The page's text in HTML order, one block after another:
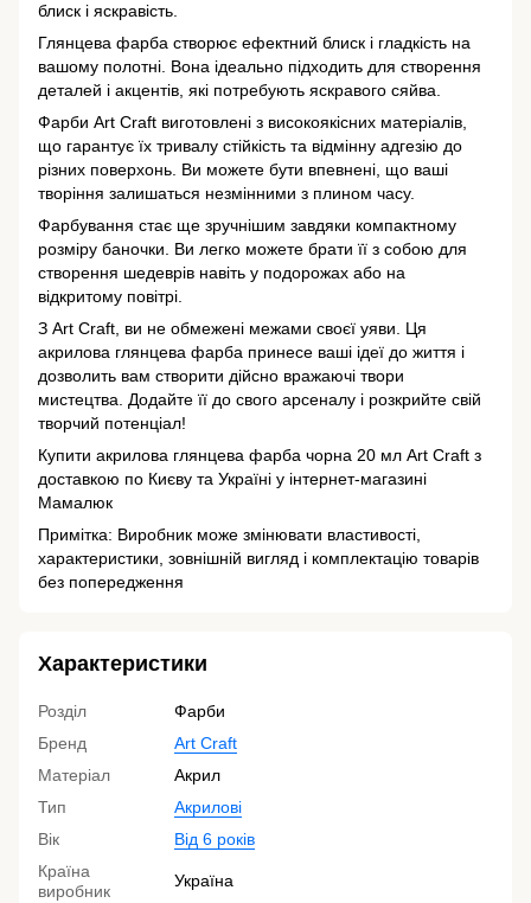
блиск і яскравість.
Глянцева фарба створює ефектний блиск і гладкість на
вашому полотні. Вона ідеально підходить для створення
деталей і акцентів, які потребують яскравого сяйва.
Фарби Art Craft виготовлені з високоякісних матеріалів,
що гарантує їх тривалу стійкість та відмінну адгезію до
різних поверхонь. Ви можете бути впевнені, що ваші
творіння залишаться незмінними з плином часу.
Фарбування стає ще зручнішим завдяки компактному
розміру баночки. Ви легко можете брати її з собою для
створення шедеврів навіть у подорожах або на
відкритому повітрі.
З Art Craft, ви не обмежені межами своєї уяви. Ця
акрилова глянцева фарба принесе ваші ідеї до життя і
дозволить вам створити дійсно вражаючі твори
мистецтва. Додайте її до свого арсеналу і розкрийте свій
творчий потенціал!
Купити акрилова глянцева фарба чорна 20 мл Art Craft з
доставкою по Києву та Україні у інтернет-магазині
Мамалюк
Примітка: Виробник може змінювати властивості,
характеристики, зовнішній вигляд і комплектацію товарів
без попередження
Характеристики
Розділ
Фарби
Бренд
Art Craft
Матеріал
Акрил
Тип
Акрилові
Вік
Від 6 років
Країна
виробник
Україна